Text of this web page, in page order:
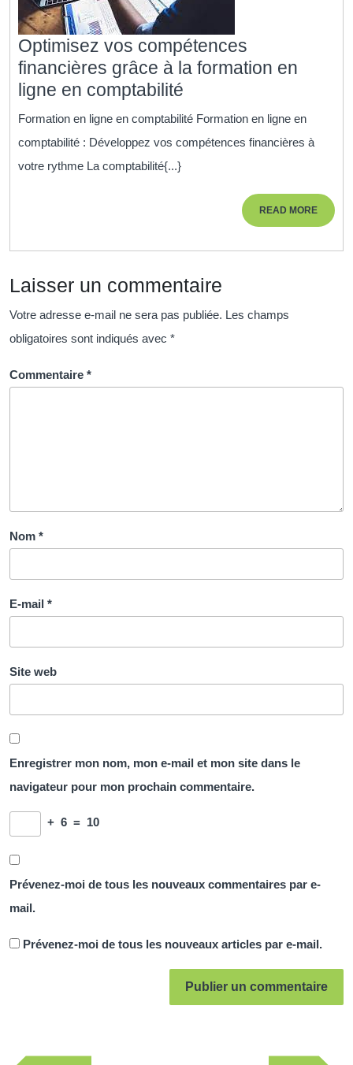
Optimisez vos compétences
financières grâce à la formation en
ligne en comptabilité
vos
compétences
financières
ligne
en
Formation en ligne en comptabilité Formation en ligne en
comptabilité : Développez vos compétences financières à
votre rythme La comptabilité{...}
READ MOREREAD
MORE
Laisser un commentaire
Votre adresse e-mail ne sera pas publiée. Les champs
obligatoires sont indiqués avec *
Commentaire *
Nom *
E-mail *
Site web
Enregistrer mon nom, mon e-mail et mon site dans le
navigateur pour mon prochain commentaire.
+ 6 = 10
Prévenez-moi de tous les nouveaux commentaires par e-
mail.
Prévenez-moi de tous les nouveaux articles par e-mail.
Navigation